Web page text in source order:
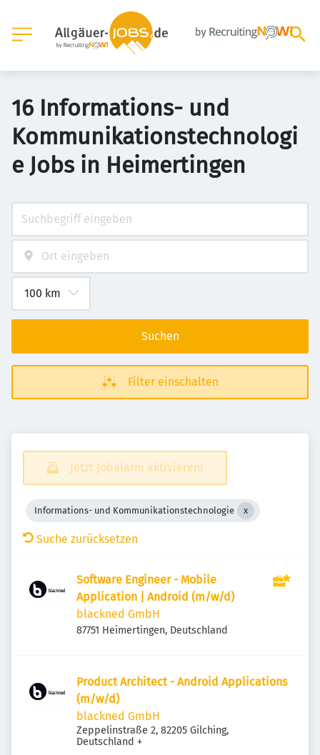
16 Informations- und
Kommunikationstechnologi
e Jobs in Heimertingen
Suchen
Filter einschalten
Jetzt Jobalarm aktivieren!
Informations- und Kommunikationstechnologie
Suche zurücksetzen
Software Engineer - Mobile
Application | Android (m/w/d)
blackned GmbH
87751 Heimertingen, Deutschland
Product Architect - Android Applications
(m/w/d)
blackned GmbH
Zeppelinstraße 2, 82205 Gilching,
Deutschland +